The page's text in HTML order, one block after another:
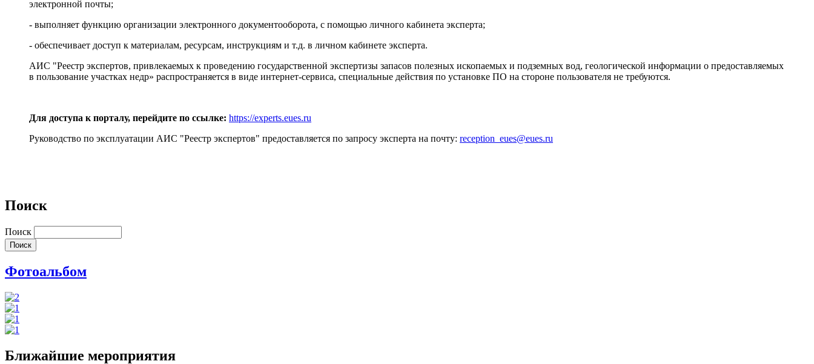
электронной почты;
- выполняет функцию организации электронного документооборота, с помощью личного кабинета эксперта;
- обеспечивает доступ к материалам, ресурсам, инструкциям и т.д. в личном кабинете эксперта.
АИС "Реестр экспертов, привлекаемых к проведению государственной экспертизы запасов полезных ископаемых и подземных вод, геологической информации о предоставляемых
в пользование участках недр» распространяется в виде интернет-сервиса, специальные действия по установке ПО на стороне пользователя не требуются.
Для доступа к порталу, перейдите по ссылке: https://experts.eues.ru
Руководство по эксплуатации АИС "Реестр экспертов" предоставляется по запросу эксперта на почту: reception eues@eues.ru
Поиск
Поиск
Фотоальбом
Ближайшие мероприятия